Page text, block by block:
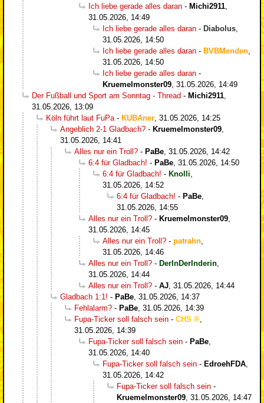
Ich liebe gerade alles daran - Michi2911
31.05.2026, 14:49
Ich liebe gerade alles daran - Diabolus
31.05.2026, 14:50
Ich liebe gerade alles daran - BVBMenden
31.05.2026, 14:50
Ich liebe gerade alles daran -
Kruemelmonster09 31.05.2026, 14:49
Der Fußball und Sport am Sonntag - Thread - Michi2911
31.05.2026, 13:09
Köln führt laut FuPa - KUBAner 31.05.2026, 14:25
Angeblich 2-1 Gladbach? - Kruemelmonster09
31.05.2026, 14:41
Alles nur ein Troll? - PaBe 31.05.2026, 14:42
6:4 für Gladbach! - PaBe 31.05.2026, 14:50
6:4 für Gladbach! - Knolli
31.05.2026, 14:52
6:4 für Gladbach! - PaBe
31.05.2026, 14:55
Alles nur ein Troll? - Kruemelmonster09
31.05.2026, 14:45
Alles nur ein Troll? - patrahn
31.05.2026, 14:46
Alles nur ein Troll? - DerInDerInderin
31.05.2026, 14:44
Alles nur ein Troll? - AJ 31.05.2026, 14:44
Gladbach 1:1! - PaBe 31.05.2026, 14:37
Fehlalarm? - PaBe 31.05.2026, 14:39
Fupa-Ticker soll falsch sein - CHS
31.05.2026, 14:39
Fupa-Ticker soll falsch sein - PaBe
31.05.2026, 14:40
Fupa-Ticker soll falsch sein - EdroehFDA
31.05.2026, 14:42
Fupa-Ticker soll falsch sein -
Kruemelmonster09 31.05.2026, 14:47